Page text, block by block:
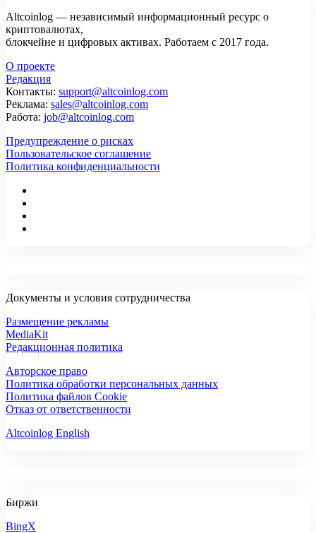
Altcoinlog — независимый информационный ресурс о
криптовалютах,
блокчейне и цифровых активах. Работаем с 2017 года.
О проекте
Редакция
Контакты: support@altcoinlog.com
Реклама: sales@altcoinlog.com
Работа: job@altcoinlog.com
Предупреждение о рисках
Пользовательское соглашение
Политика конфиденциальности
Документы и условия сотрудничества
Размещение рекламы
MediaKit
Редакционная политика
Авторское право
Политика обработки персональных данных
Политика файлов Cookie
Отказ от ответственности
Altcoinlog English
Биржи
BingX